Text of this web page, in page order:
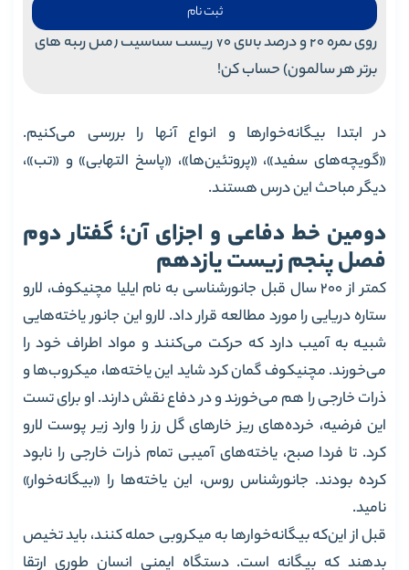
ثبت نام
روی نمره 20 و درصد بالای 70 زیست شناسیت (مثل رتبه های
برتر هر سالمون) حساب کن!
در ابتدا بیگانه‌خوارها و انواع آنها را بررسی می‌کنیم.
«گویچه‌های سفید»، «پروتئین‌ها»، «پاسخ التهابی» و «تب»،
دیگر مباحث این درس هستند.
دومین خط دفاعی و اجزای آن؛ گفتار دوم
فصل پنجم زیست یازدهم
کمتر از 200 سال قبل جانورشناسی به نام ایلیا مچنیکوف، لارو
ستاره دریایی را مورد مطالعه قرار داد. لارو این جانور یاخته‌هایی
شبیه به آمیب دارد که حرکت می‌کنند و مواد اطراف خود را
می‌خورند. مچنیکوف گمان کرد شاید این یاخته‌ها، میکروب‌ها و
ذرات خارجی را هم می‌خورند و در دفاع نقش دارند. او برای تست
این فرضیه، خرده‌های ریز خارهای گل رز را وارد زیر پوست لارو
کرد. تا فردا صبح، یاخته‌های آمیبی تمام ذرات خارجی را نابود
کرده بودند. جانورشناس روس، این یاخته‌ها را «بیگانه‌خوار»
نامید.
قبل از این‌که بیگانه‌خوارها به میکروبی حمله کنند، باید تخیص
بدهند که بیگانه است. دستگاه ایمنی انسان طوری ارتقا